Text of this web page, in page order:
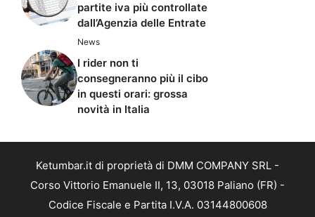
partite iva più controllate
dall’Agenzia delle Entrate
News
I rider non ti
consegneranno più il cibo
in questi orari: grossa
novità in Italia
Ketumbar.it di proprietà di DMM COMPANY SRL -
Corso Vittorio Emanuele II, 13, 03018 Paliano (FR) -
Codice Fiscale e Partita I.V.A. 03144800608